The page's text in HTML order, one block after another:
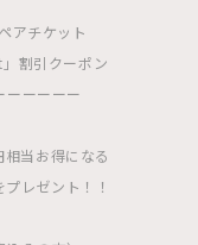
アチケット
割引クーポン
ーーーーー
当お得になる
プレゼント！！